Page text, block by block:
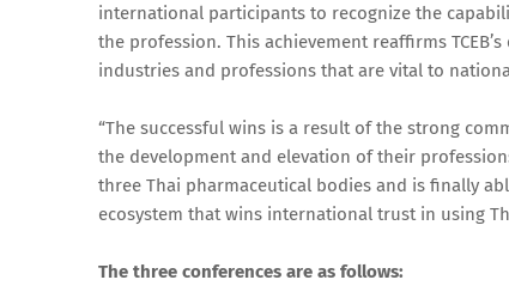
international participants to recognize the
the profession. This achievement reaffirms
industries and professions that are vital to
“The successful wins is a result of the strong
the development and elevation of their
three Thai pharmaceutical bodies and is finally
ecosystem that wins international trust in using
The three conferences are as follows: